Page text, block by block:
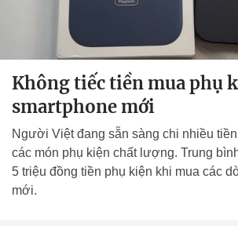
Không tiếc tiền mua phụ
smartphone mới
Người Việt đang sẵn sàng chi nhiều
các món phụ kiện chất lượng. Trung
5 triệu đồng tiền phụ kiện khi mua các
mới.